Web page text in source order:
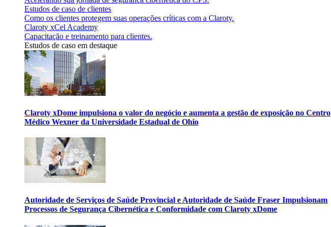
Estudos de caso de clientes
Como os clientes protegem suas operações críticas com a Claroty.
Claroty xCel Academy
Capacitação e treinamento para clientes.
Estudos de caso em destaque
Claroty xDome impulsiona o valor do negócio e aumenta a gestão de exposição no Centro
Médico Wexner da Universidade Estadual de Ohio
Autoridade de Serviços de Saúde Provincial e Autoridade de Saúde Fraser Impulsionam
Processos de Segurança Cibernética e Conformidade com Claroty xDome